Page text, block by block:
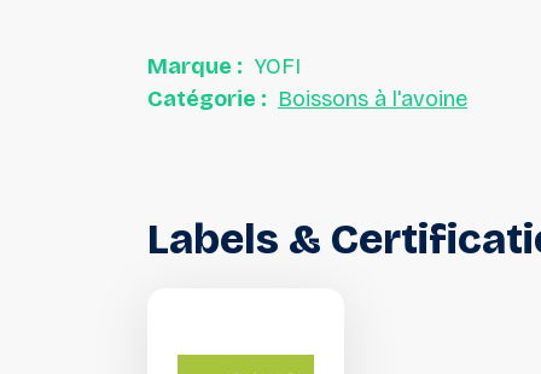
Marque : YOFI
Catégorie : Boissons à l'avoine
Labels &